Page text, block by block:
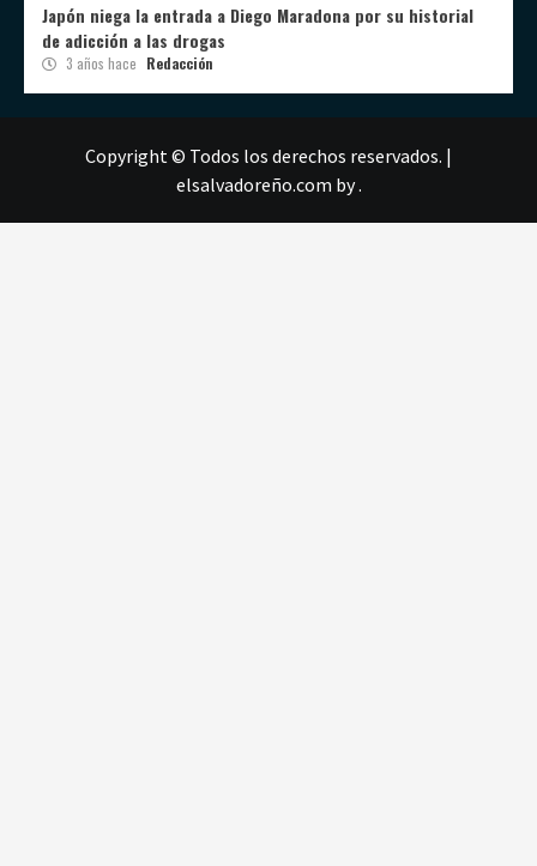
Japón niega la entrada a Diego Maradona por su historial
de adicción a las drogas
3 años hace Redacción
Copyright © Todos los derechos reservados. |
elsalvadoreño.com by .